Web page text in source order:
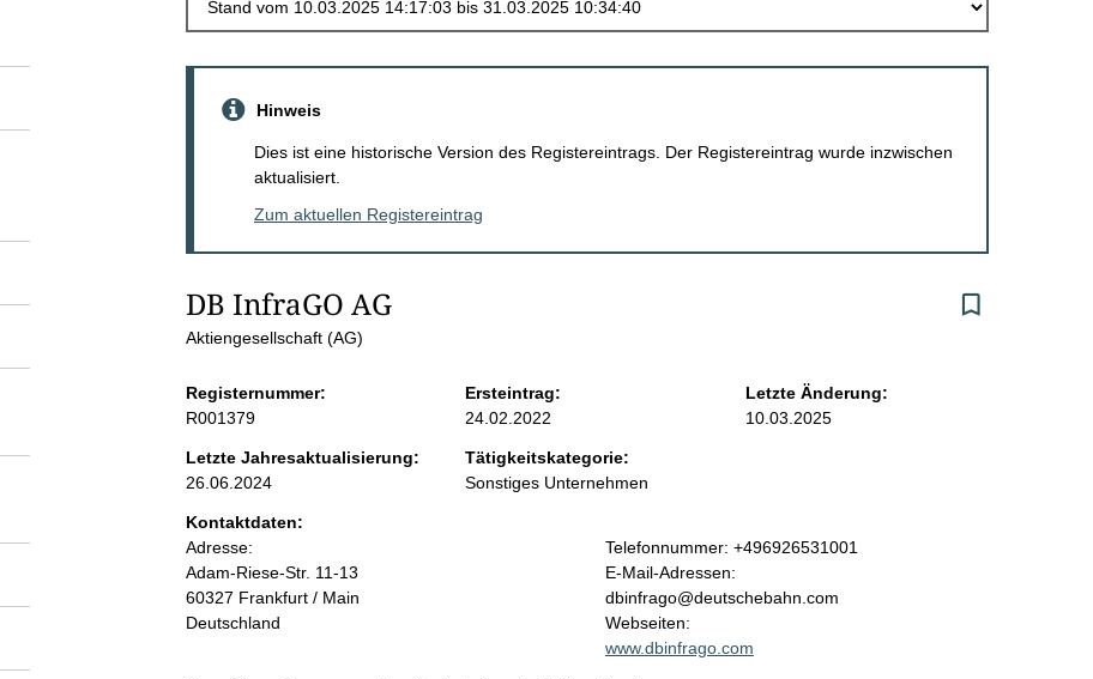
e
n
i
n
h
a
Hinweis
Dies ist eine historische Version des Registereintrags. Der Registereintrag wurde inzwischen
aktualisiert.
Zum aktuellen Registereintrag
DB InfraGO AG
Aktiengesellschaft (AG)
Registernummer:
R001379
Ersteintrag:
24.02.2022
Letzte Änderung:
10.03.2025
Letzte Jahresaktualisierung:
26.06.2024
Tätigkeitskategorie:
Sonstiges Unternehmen
Kontaktdaten:
Adresse:
Adam-Riese-Str. 11-13
60327 Frankfurt / Main
Deutschland
K
o
n
t
a
Telefonnummer: +496926531001
E-Mail-Adressen:
dbinfrago@deutschebahn.com
Webseiten:
www.dbinfrago.com